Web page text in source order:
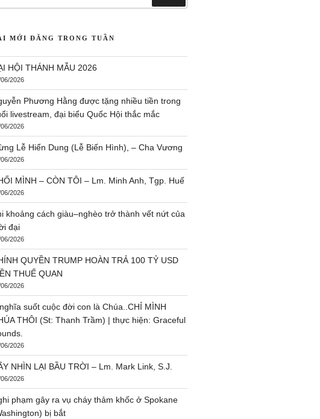
MỚI ĐĂNG TRONG TUẦN
HỘI THÁNH MẪU 2026
2026
Phương Hằng được tặng nhiều tiền trong
livestream, đại biểu Quốc Hội thắc mắc
2026
Lễ Hiển Dung (Lễ Biến Hình), – Cha Vương
2026
MÌNH – CÒN TÔI – Lm. Minh Anh, Tgp. Huế
2026
khoảng cách giàu–nghèo trở thành vết nứt của
đại
2026
QUYỀN TRUMP HOÀN TRẢ 100 TỶ USD
THUẾ QUAN
2026
suốt cuộc đời con là Chúa..CHỈ MÌNH
THÔI (St: Thanh Trầm) | thực hiện: Graceful
2026
NHÌN LẠI BẦU TRỜI – Lm. Mark Link, S.J.
2026
phạm gây ra vụ cháy thảm khốc ở Spokane
bị bắt